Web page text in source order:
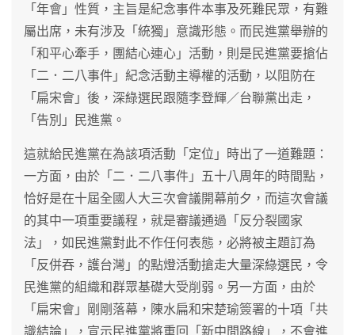
「年會」性質，主旨是紀念事件本事及死難民眾，有難
屬出席，未有涉及「統獨」意識形態。而民進黨舉辦的
「和平心牽手，團結心連心」活動，則是民進黨要搶佔
「二．二八事件」紀念活動主導權的活動，以阻防在
「扁宋會」後，深綠選民跟隨李登輝／台聯黨出走，
「告別」民進黨。
這就給民進黨在為該項活動「定位」時出了一道難題：
一方面，由於「二．二八事件」五十八周年的時間點，
恰好是在十屆全國人大三次會議開幕前夕，而這次會議
的其中一項重要議程，就是審議通過「反分裂國家
法」，如民進黨對此不作任何表態，必將被主題訂為
「反併吞，護台灣」的點燈活動搶走大量深綠選民，令
民進黨的組織和群眾基礎大受削弱。另一方面，由於
「扁宋會」剛剛落幕，陳水扁和宋楚瑜簽署的十項「共
識結論」，宣示民進黨將重回「新中間路線」，不會進